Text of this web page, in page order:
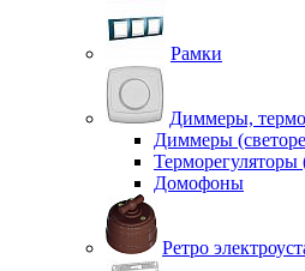
Рамки
Диммеры,
Диммеры
Терморегуляторы
Домофоны
Ретро